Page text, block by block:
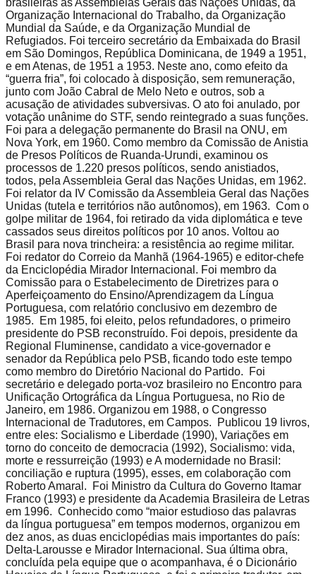
Organização Internacional do Trabalho, da Organização
Mundial da Saúde, e da Organização Mundial de
Refugiados. Foi terceiro secretário da Embaixada do Brasil
em São Domingos, República Dominicana, de 1949 a 1951,
e em Atenas, de 1951 a 1953. Neste ano, como efeito da
“guerra fria”, foi colocado à disposição, sem remuneração,
junto com João Cabral de Melo Neto e outros, sob a
acusação de atividades subversivas. O ato foi anulado, por
votação unânime do STF, sendo reintegrado a suas funções.
Foi para a delegação permanente do Brasil na ONU, em
Nova York, em 1960. Como membro da Comissão de Anistia
de Presos Políticos de Ruanda-Urundi, examinou os
processos de 1.220 presos políticos, sendo anistiados,
todos, pela Assembleia Geral das Nações Unidas, em 1962.
Foi relator da IV Comissão da Assembleia Geral das Nações
Unidas (tutela e territórios não autônomos), em 1963. Com o
golpe militar de 1964, foi retirado da vida diplomática e teve
cassados seus direitos políticos por 10 anos. Voltou ao
Brasil para nova trincheira: a resistência ao regime militar.
Foi redator do Correio da Manhã (1964-1965) e editor-chefe
da Enciclopédia Mirador Internacional. Foi membro da
Comissão para o Estabelecimento de Diretrizes para o
Aperfeiçoamento do Ensino/Aprendizagem da Língua
Portuguesa, com relatório conclusivo em dezembro de
1985. Em 1985, foi eleito, pelos refundadores, o primeiro
presidente do PSB reconstruído. Foi depois, presidente da
Regional Fluminense, candidato a vice-governador e
senador da República pelo PSB, ficando todo este tempo
como membro do Diretório Nacional do Partido. Foi
secretário e delegado porta-voz brasileiro no Encontro para
Unificação Ortográfica da Língua Portuguesa, no Rio de
Janeiro, em 1986. Organizou em 1988, o Congresso
Internacional de Tradutores, em Campos. Publicou 19 livros,
entre eles: Socialismo e Liberdade (1990), Variações em
torno do conceito de democracia (1992), Socialismo: vida,
morte e ressurreição (1993) e A modernidade no Brasil:
conciliação e ruptura (1995), esses, em colaboração com
Roberto Amaral. Foi Ministro da Cultura do Governo Itamar
Franco (1993) e presidente da Academia Brasileira de Letras
em 1996. Conhecido como “maior estudioso das palavras
da língua portuguesa” em tempos modernos, organizou em
dez anos, as duas enciclopédias mais importantes do país:
Delta-Larousse e Mirador Internacional. Sua última obra,
concluída pela equipe que o acompanhava, é o Dicionário